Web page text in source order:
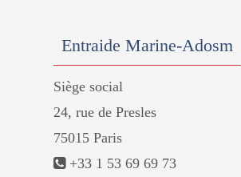
Entraide Marine-Adosm
Siège social
24, rue de Presles
75015 Paris
+33 1 53 69 69 73